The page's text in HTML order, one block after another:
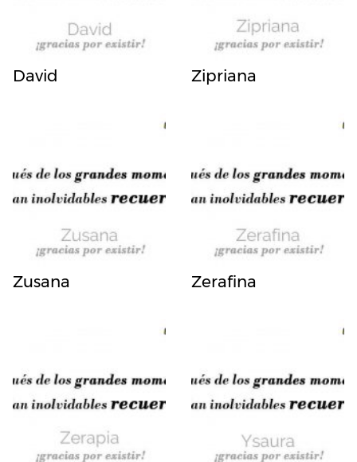
David Zipriana
Zusana Zerafina